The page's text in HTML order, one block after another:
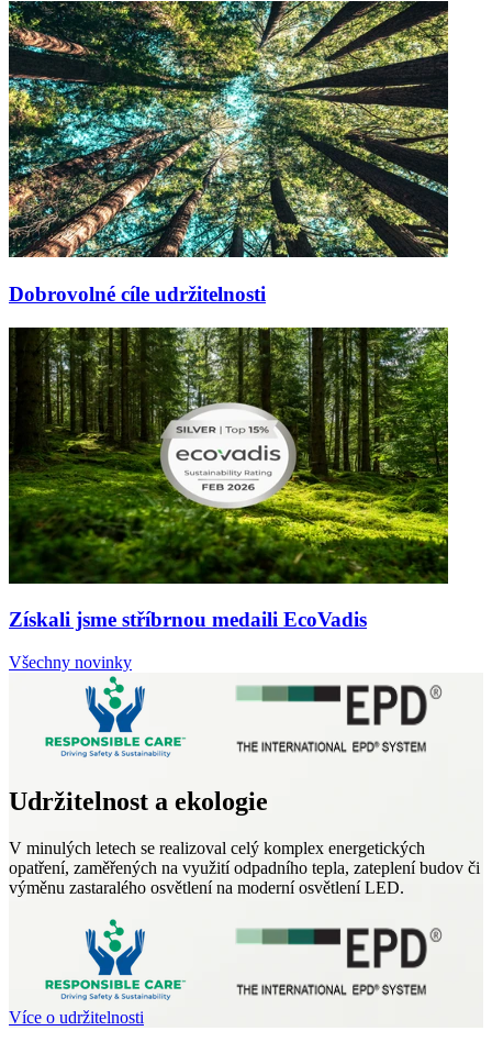
Dobrovolné cíle udržitelnosti
Získali jsme stříbrnou medaili EcoVadis
Všechny novinky
Udržitelnost a ekologie
V minulých letech se realizoval celý komplex energetických
opatření, zaměřených na využití odpadního tepla, zateplení budov či
výměnu zastaralého osvětlení na moderní osvětlení LED.
Více o udržitelnosti